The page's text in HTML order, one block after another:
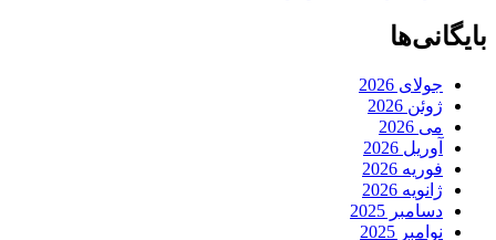
بایگانی‌ها
جولای 2026
ژوئن 2026
می 2026
آوریل 2026
فوریه 2026
ژانویه 2026
دسامبر 2025
نوامبر 2025